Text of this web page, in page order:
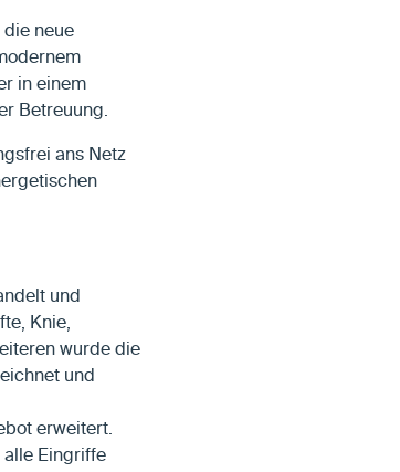
die neue
in einem
Betreuung.
ans Netz
und
Knie,
wurde die
und
erweitert.
alle Eingriffe